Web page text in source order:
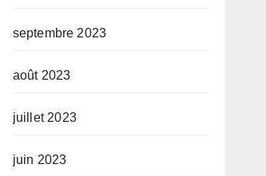
septembre 2023
août 2023
juillet 2023
juin 2023